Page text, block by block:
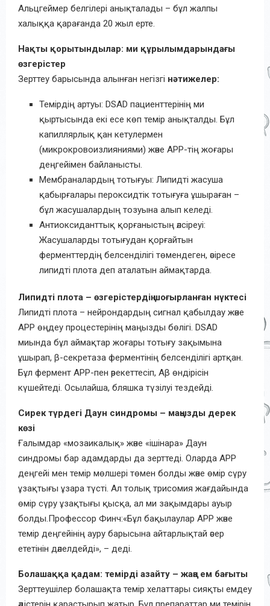
Альцгеймер белгілері анықталады – бұл жалпы
халыққа қарағанда 20 жыл ерте.
Нақты қорытындылар: ми құрылымдарындағы
өзгерістер
Зерттеу барысында алынған негізгі нәтижелер:
Темірдің артуы: DSAD пациенттерінің ми
қыртысында екі есе көп темір анықталды. Бұл
капиллярлық қан кетулермен
(микрокровоизлияниями) және APP-тің жоғары
деңгейімен байланысты.
Мембраналардың тотығуы: Липидті жасуша
қабырғалары пероксидтік тотығуға ұшыраған –
бұл жасушалардың тозуына алып келеді.
Антиоксиданттық қорғаныстың әлсіреуі:
Жасушаларды тотығудан қорғайтын
ферменттердің белсенділігі төмендеген, әсіресе
липидті плота деп аталатын аймақтарда.
Липидті плота – өзгерістердің шоғырланған нүктесі
Липидті плота – нейрондардың сигнал қабылдау және
APP өңдеу процестерінің маңызды бөлігі. DSAD
миында бұл аймақтар жоғары тотығу зақымына
ұшырап, β-секретаза ферментінің белсенділігі артқан.
Бұл фермент APP-пен әрекеттесіп, Аβ өндірісін
күшейтеді. Осылайша, бляшка түзілуі тездейді.
Сирек түрдегі Даун синдромы – маңызды дерек
көзі
Ғалымдар «мозаикалық» және «ішінара» Даун
синдромы бар адамдарды да зерттеді. Оларда APP
деңгейі мен темір мөлшері төмен болды және өмір сүру
ұзақтығы ұзара түсті. Ал толық трисомия жағдайында
өмір сүру ұзақтығы қысқа, ал ми зақымдары ауыр
болды.Профессор Финч:«Бұл бақылаулар APP және
темір деңгейінің ауру барысына айтарлықтай әсер
ететінін дәлелдейді», – деді.
Болашаққа қадам: темірді азайту – жаңа ем бағыты
Зерттеушілер болашақта темір хелаттары сияқты емдеу